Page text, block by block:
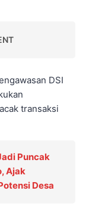
DSI
transaksi
Puncak
Ajak
Desa